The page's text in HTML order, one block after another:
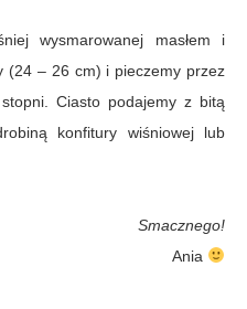
wysmarowanej masłem i
(24 – 26 cm) i pieczemy przez
Ciasto podajemy z bitą
konfitury wiśniowej lub
Smacznego!
Ania